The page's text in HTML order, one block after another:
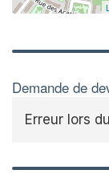
Demande de
Erreur lors